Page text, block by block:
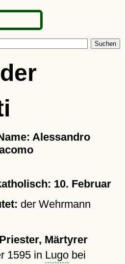
Suchen
Alessandro
10. Februar
der Wehrmann
Märtyrer
1595in Lugobei